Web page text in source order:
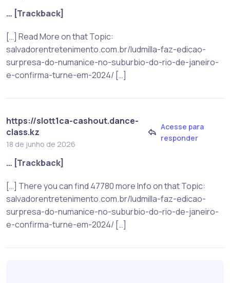
… [Trackback]
[…] Read More on that Topic:
salvadorentretenimento.com.br/ludmilla-faz-edicao-
surpresa-do-numanice-no-suburbio-do-rio-de-janeiro-
e-confirma-turne-em-2024/ […]
https://slott1ca-cashout.dance-
class.kz
18 de junho de 2026
Acesse para
responder
… [Trackback]
[…] There you can find 47780 more Info on that Topic:
salvadorentretenimento.com.br/ludmilla-faz-edicao-
surpresa-do-numanice-no-suburbio-do-rio-de-janeiro-
e-confirma-turne-em-2024/ […]